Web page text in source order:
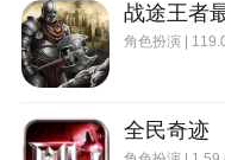
战途王者
角色扮演 |
全民奇迹